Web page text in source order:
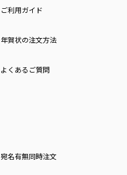
ご利用ガイド
年賀状の注文方法
よくあるご質問
宛名有無同時注文